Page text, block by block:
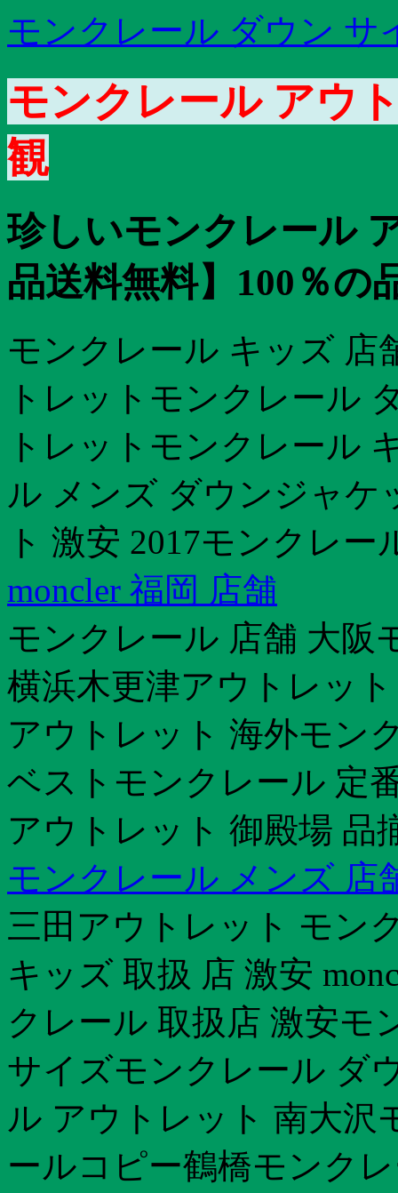
モンクレール ダウン サ
モンクレール アウ
観
珍しいモンクレール
品送料無料】100％の
モンクレール キッズ 店
トレットモンクレール
トレットモンクレール
ル メンズ ダウンジャ
ト 激安 2017モンクレ
moncler 福岡 店舗
モンクレール 店舗 大阪
横浜木更津アウトレッ
アウトレット 海外モン
ベストモンクレール 定
アウトレット 御殿場 品
モンクレール メンズ 店
三田アウトレット モン
キッズ 取扱 店 激安
クレール 取扱店 激安モ
サイズモンクレール ダ
ル アウトレット 南大沢
ールコピー鶴橋モンク